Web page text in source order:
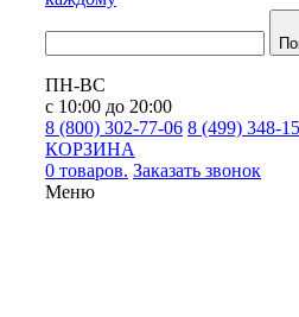
ПН-ВС
с 10:00 до 20:00
8 (800) 302-77-06 8 (499) 348-
КОРЗИНА
0 товаров. Заказать звонок
Меню